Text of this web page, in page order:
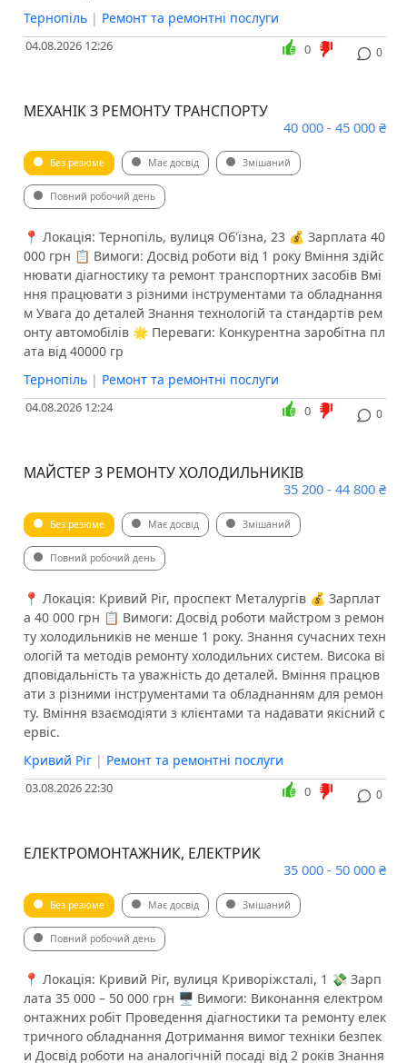
Тернопіль | Ремонт та ремонтні послуги
04.08.2026 12:26 0
0
МЕХАНІК З РЕМОНТУ ТРАНСПОРТУ
40 000 - 45 000 ₴
Без резюме Має досвід Змішаний
Повний робочий день
📍 Локація: Тернопіль, вулиця Об'їзна, 23 💰 Зарплата 40
000 грн 📋 Вимоги: Досвід роботи від 1 року Вміння здійс
нювати діагностику та ремонт транспортних засобів Вмі
ння працювати з різними інструментами та обладнання
м Увага до деталей Знання технологій та стандартів рем
онту автомобілів 🌟 Переваги: Конкурентна заробітна пл
ата від 40000 гр
Тернопіль | Ремонт та ремонтні послуги
04.08.2026 12:24 0
0
МАЙСТЕР З РЕМОНТУ ХОЛОДИЛЬНИКІВ
35 200 - 44 800 ₴
Без резюме Має досвід Змішаний
Повний робочий день
📍 Локація: Кривий Ріг, проспект Металургів 💰 Зарплат
а 40 000 грн 📋 Вимоги: Досвід роботи майстром з ремон
ту холодильників не менше 1 року. Знання сучасних техн
ологій та методів ремонту холодильних систем. Висока ві
дповідальність та уважність до деталей. Вміння працюв
ати з різними інструментами та обладнанням для ремон
ту. Вміння взаємодіяти з клієнтами та надавати якісний с
ервіс.
Кривий Ріг | Ремонт та ремонтні послуги
03.08.2026 22:30 0
0
ЕЛЕКТРОМОНТАЖНИК, ЕЛЕКТРИК
35 000 - 50 000 ₴
Без резюме Має досвід Змішаний
Повний робочий день
📍 Локація: Кривий Ріг, вулиця Криворіжсталі, 1 💸 Зарп
лата 35 000 – 50 000 грн 🖥 Вимоги: Виконання електром
онтажних робіт Проведення діагностики та ремонту елек
тричного обладнання Дотримання вимог техніки безпек
и Досвід роботи на аналогічній посаді від 2 років Знання